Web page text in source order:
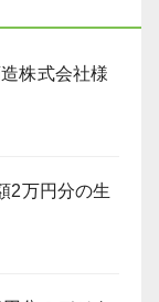
株式会社様
2万円分の生